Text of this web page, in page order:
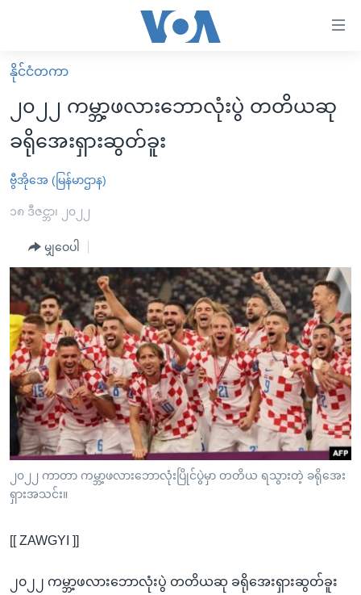
လွယ်ကူ
စေ
သည့်
Link
များ
ပင်မ
ကျော်
ကြည့်
ရန်
ပင်မ
အ
ညွန်း
စာမျက်နှာ
ကျော်
ကြည့်
ရန်
ရန်
မူလစာမျက်နှာ
မြန်မာ
ကမ္ဘာ့သတင်းများ
နိုင်ငံတကာ
အစ္စရေး-ပါလက်စတိုင်း
ဗွီဒီယို
အင်္ဂလိပ်စာလေ့လာမယ်
အမေရိကန်သုံးအီဒီယံ
မကြေးမုံရဲ့ အင်္ဂလိပ်စာ
ရုပ်ရှင်ထဲက အင်္ဂလိပ်စာ
သုတပဒေသာ အင်္ဂလိပ်စာ
အပတ်စဉ်ကဏ္ဍများ
ရေဒီယို
တီဗွီ
ရေဒီယိုနှင့်ရုပ်သံ အချက်အလက်များ
ရေဒီယို/တီဗွီအစီအစဉ်
Learning English
ဗွီအိုအေ လူမှုကွန်ယက်များ
နိုင်ငံတကာ
၂၀၂၂ ကမ္ဘာ့ဖလားဘောလုံးပွဲ တတိယဆု
ခရိုအေးရှားဆွတ်ခူး
ဗွီအိုအေ (မြန်မာဌာန)
၁၈ ဒီဇင္ဘာ၊ ၂၀၂၂
မျှဝေပါ
၂၀၂၂ ကာတာ ကမ္ဘာ့ဖလားဘောလုံးပြိုင်ပွဲမှာ တတိယ ရသွားတဲ့ ခရိုအေး
ရှားအသင်း။
[[ ZAWGYI ]]
၂၀၂၂ ကမ္ဘာ့ဖလားဘောလုံးပွဲ တတိယဆု ခရိုအေးရှားဆွတ်ခူး